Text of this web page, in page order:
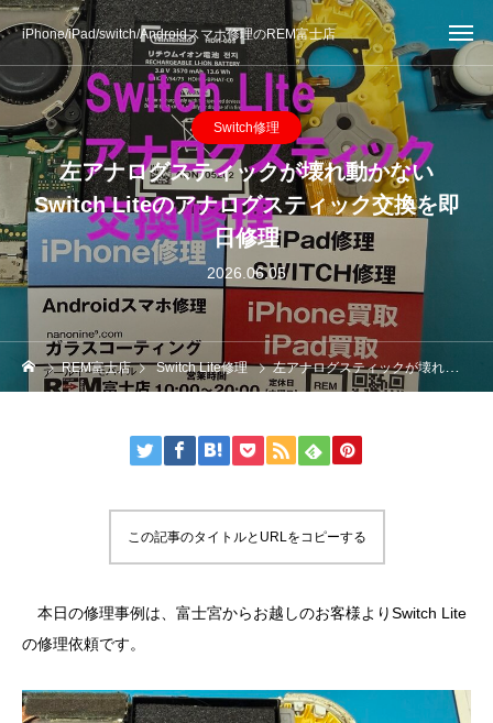
iPhone/iPad/switch/Androidスマホ修理のREM富士店
Switch修理
左アナログスティックが壊れ動かない
Switch Liteのアナログスティック交換を即
日修理
2026.06.05
REM富士店 Switch Lite修理 左アナログスティックが壊れ動かないSwitch Liteのアナログスティック交換を即日修理
この記事のタイトルとURLをコピーする
本日の修理事例は、富士宮からお越しのお客様よりSwitch Lite
の修理依頼です。